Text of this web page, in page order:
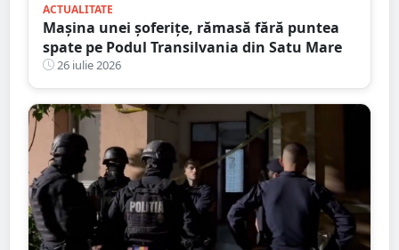
ACTUALITATE
Mașina unei șoferițe, rămasă fără puntea
spate pe Podul Transilvania din Satu Mare
26 iulie 2026